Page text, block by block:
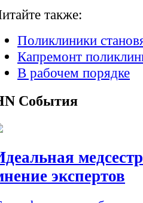
также:
Поликлиники
Капремонт
В рабочем порядке
События
экспертов